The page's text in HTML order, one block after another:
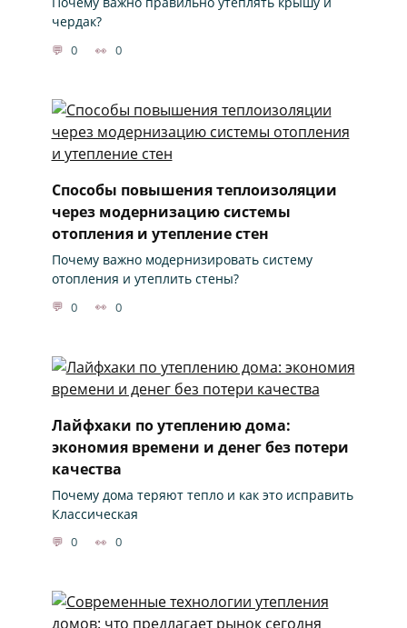
чердак?
0 0
Способы повышения теплоизоляции
через модернизацию системы
отопления и утепление стен
Почему важно модернизировать систему
отопления и утеплить стены?
0 0
Лайфхаки по утеплению дома:
экономия времени и денег без потери
качества
Почему дома теряют тепло и как это исправить
Классическая
0 0